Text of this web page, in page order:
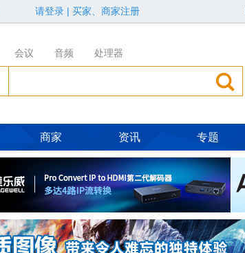
请登录 | 买家、商家注册
会议 音频 处理器
商家 资讯 专题